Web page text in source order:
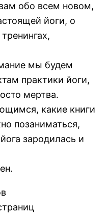
обо всем новом,
йоги, о
мы будем
практики йоги,
мертва.
какие книги
позаниматься,
зародилась и